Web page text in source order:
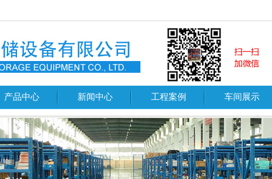
产品中心 新闻中心 工程案例 车间展示